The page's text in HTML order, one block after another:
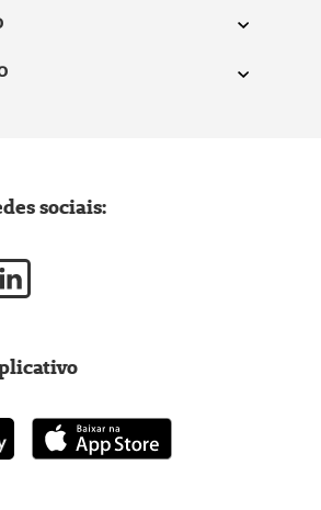
sociais: